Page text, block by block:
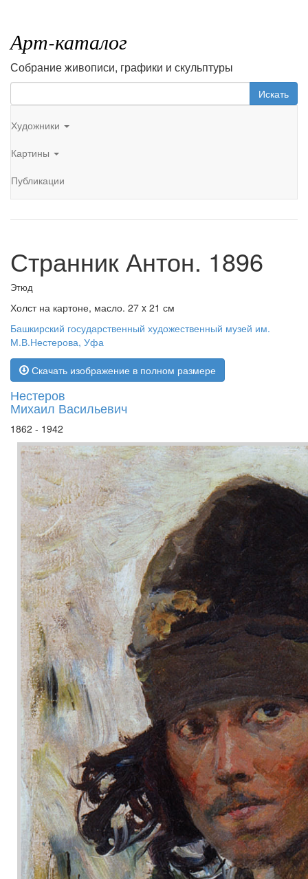
Арт-каталог
Собрание живописи, графики и скульптуры
Искать
Художники
Картины
Публикации
Странник Антон. 1896
Этюд
Холст на картоне, масло. 27 x 21 см
Башкирский государственный художественный музей им.
М.В.Нестерова, Уфа
Скачать изображение в полном размере
Нестеров
Михаил Васильевич
1862 - 1942